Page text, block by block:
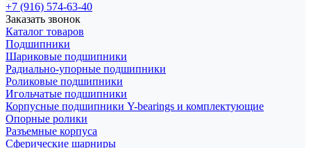
+7 (916) 574-63-40
Заказать звонок
Каталог товаров
Подшипники
Шариковые подшипники
Радиально-упорные подшипники
Роликовые подшипники
Игольчатые подшипники
Корпусные подшипники Y-bearings и комплектующие
Опорные ролики
Разъемные корпуса
Сферические шарниры